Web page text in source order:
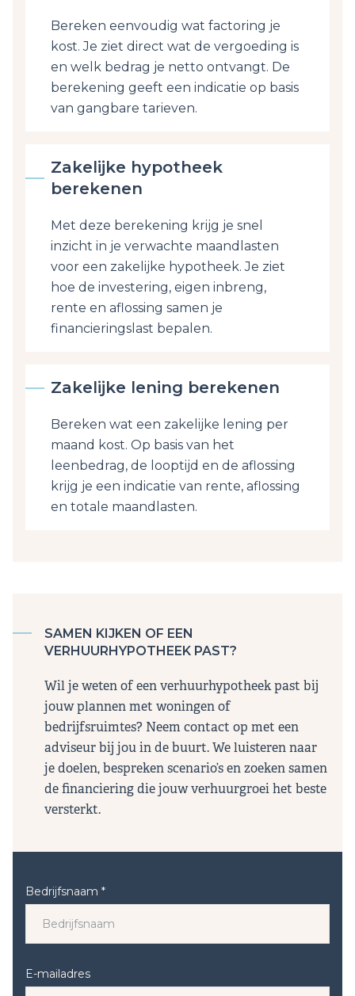
Bereken eenvoudig wat factoring je
kost. Je ziet direct wat de vergoeding is
en welk bedrag je netto ontvangt. De
berekening geeft een indicatie op basis
van gangbare tarieven.
Zakelijke hypotheek
berekenen
Met deze berekening krijg je snel
inzicht in je verwachte maandlasten
voor een zakelijke hypotheek. Je ziet
hoe de investering, eigen inbreng,
rente en aflossing samen je
financieringslast bepalen.
Zakelijke lening berekenen
Bereken wat een zakelijke lening per
maand kost. Op basis van het
leenbedrag, de looptijd en de aflossing
krijg je een indicatie van rente, aflossing
en totale maandlasten.
SAMEN KIJKEN OF EEN
VERHUURHYPOTHEEK PAST?
Wil je weten of een verhuurhypotheek past bij
jouw plannen met woningen of
bedrijfsruimtes? Neem contact op met een
adviseur bij jou in de buurt. We luisteren naar
je doelen, bespreken scenario’s en zoeken samen
de financiering die jouw verhuurgroei het beste
versterkt.
Bedrijfsnaam *
E-mailadres